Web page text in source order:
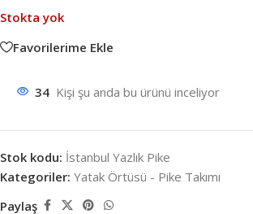
Stokta yok
Favorilerime Ekle
34 Kişi şu anda bu ürünü inceliyor
Stok kodu: İstanbul Yazlık Pike
Kategoriler: Yatak Örtüsü - Pike Takımı
Paylaş